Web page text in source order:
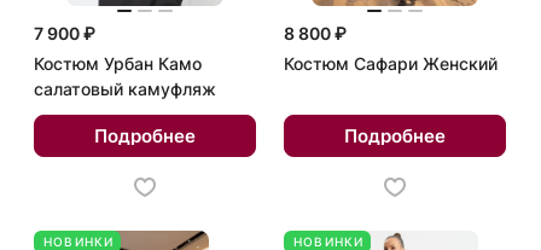
7 900 ₽
Костюм Урбан Камо
салатовый камуфляж
Подробнее
8 800 ₽
Костюм Сафари Женский
Подробнее
НОВИНКИ НОВИНКИ